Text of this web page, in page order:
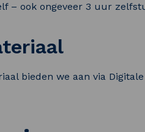
– ook ongeveer 3 uur
bieden we aan via